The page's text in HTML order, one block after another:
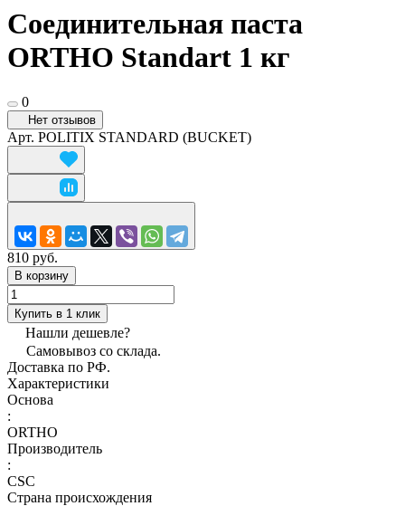
Соединительная паста
ORTHO Standart 1 кг
0
Нет отзывов
Арт. POLITIX STANDARD (BUCKET)
810 руб.
В корзину
Купить в 1 клик
Нашли дешевле?
Самовывоз со склада.
Доставка по РФ.
Характеристики
Основа
:
ORTHO
Производитель
:
CSC
Страна происхождения